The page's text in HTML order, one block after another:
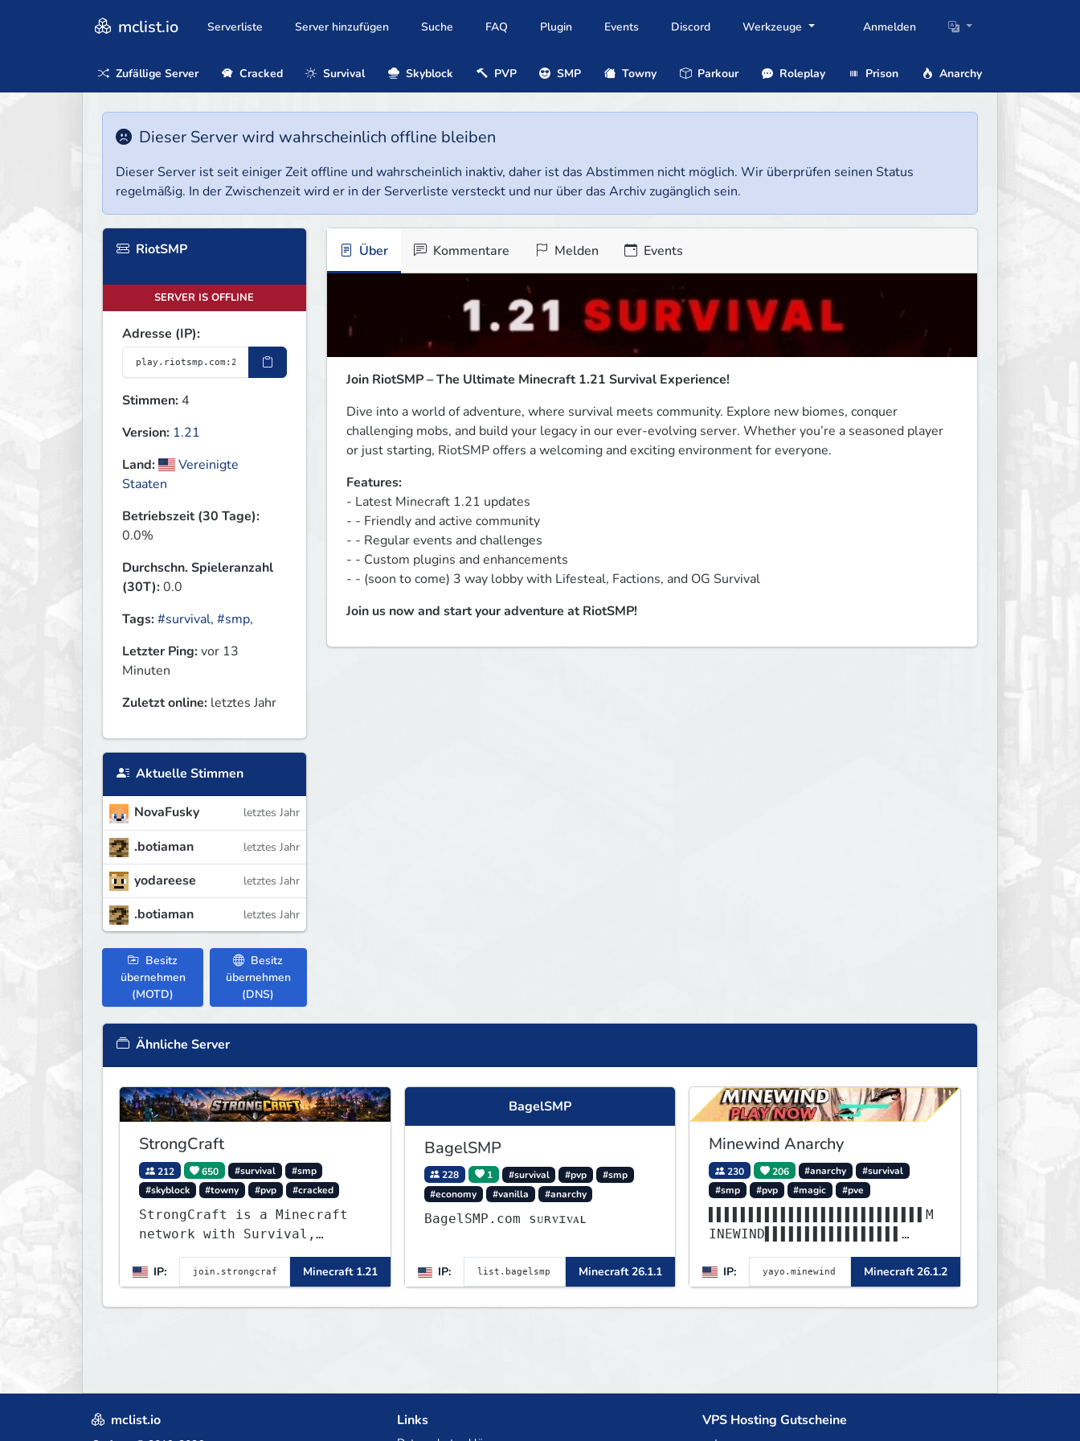
mclist.io Serverliste Server hinzufügen Suche FAQ Plugin Events Discord Werkzeuge Anmelden
Zufällige Server Cracked Survival Skyblock PVP SMP Towny Parkour Roleplay Prison Anarchy
Dieser Server wird wahrscheinlich offline bleiben
Dieser Server ist seit einiger Zeit offline und wahrscheinlich inaktiv, daher ist das Abstimmen nicht möglich. Wir überprüfen seinen Status
regelmäßig. In der Zwischenzeit wird er in der Serverliste versteckt und nur über das Archiv zugänglich sein.
RiotSMP
SERVER IS OFFLINE
Adresse (IP):
Stimmen: 4
Version: 1.21
Land:
Vereinigte
Staaten
Betriebszeit (30 Tage):
0.0%
Durchschn. Spieleranzahl
(30T):0.0
Tags:#survival, #smp,
Letzter Ping:vor 13
Minuten
Zuletzt online: letztes Jahr
Aktuelle Stimmen
NovaFusky letztes Jahr
.botiaman letztes Jahr
yodareese letztes Jahr
.botiaman letztes Jahr
Besitz
übernehmen
(MOTD)
Besitz
übernehmen
(DNS)
Über Kommentare Melden Events
Join RiotSMP – The Ultimate Minecraft 1.21 Survival Experience!
Dive into a world of adventure, where survival meets community. Explore new biomes, conquer
challenging mobs, and build your legacy in our ever-evolving server. Whether you’re a seasoned player
or just starting, RiotSMP offers a welcoming and exciting environment for everyone.
Features:
- Latest Minecraft 1.21 updates
- - Friendly and active community
- - Regular events and challenges
- - Custom plugins and enhancements
- - (soon to come) 3 way lobby with Lifesteal, Factions, and OG Survival
Join us now and start your adventure at RiotSMP!
Ähnliche Server
StrongCraft
212 650 #survival
#smp
#skyblock
#towny #pvp #cracked
StrongCraft is a Minecraft
network with Survival,
Creative, Skyblock, Prison,
Towny, PvP, LifeSteal,
Events, and more. Pick a
server and start playing.
IP: Minecraft 1.21
BagelSMP
BagelSMP
228 1 #survival #pvp
#smp
#economy
#vanilla #anarchy
BagelSMP.com ѕᴜʀᴠɪᴠᴀʟ
IP: Minecraft 26.1.1
Minewind Anarchy
230 206 #anarchy
#survival
#smp
#pvp #magic #pve
▌▌▌▌▌▌▌▌▌▌▌▌▌▌▌▌▌▌▌▌▌▌▌▌▌▌▌M
INEWIND▌▌▌▌▌▌▌▌▌▌▌▌▌▌▌▌▌
▌▌▌▌▌▌▌▌▌▌▌▌▌▌▌▌▌▌▌▌▌▌▌▌▌▌▌▌
▌▌▌▌▌▌▌▌▌▌▌▌▌▌▌▌▌▌▌▌▌▌▌▌
IP: Minecraft 26.1.2
mclist.io Links VPS Hosting Gutscheine